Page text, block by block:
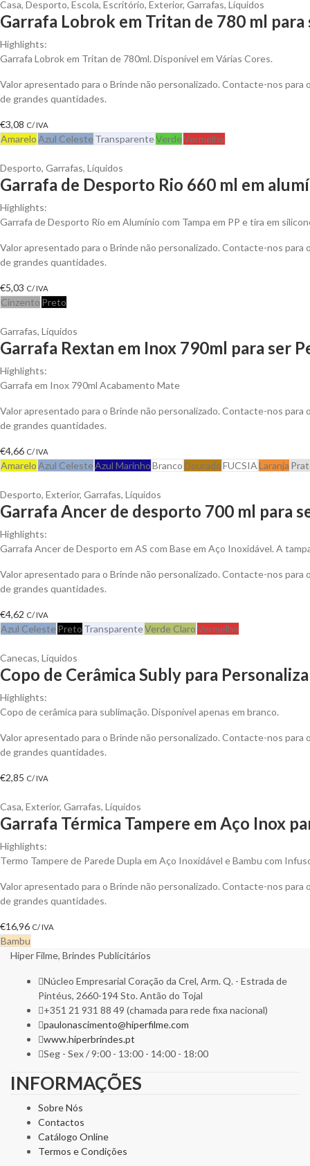
Casa, Desporto, Escola, Escritório, Exterior, Garrafas, Líquidos
Garrafa Lobrok em Tritan de 780 ml para
Highlights:
Garrafa Lobrok em Tritan de 780ml. Disponível em Várias Cores.
Valor apresentado para o Brinde não personalizado. Contacte-nos
de grandes quantidades.
€3,08 C/ IVA
AmareloAzul Celeste TransparenteVerdeVermelho
Desporto, Garrafas, Líquidos
Garrafa de Desporto Rio 660 ml em
Highlights:
Garrafa de Desporto Rio em Alumínio com Tampa em PP e tira em
Valor apresentado para o Brinde não personalizado. Contacte-nos
de grandes quantidades.
€5,03 C/ IVA
Cinzento Preto
Garrafas, Líquidos
Garrafa Rextan em Inox 790ml para ser
Highlights:
Garrafa em Inox 790ml Acabamento Mate
Valor apresentado para o Brinde não personalizado. Contacte-nos
de grandes quantidades.
€4,66 C/ IVA
AmareloAzul CelesteAzul MarinhoBranco DouradoFUCSIALaranja
Desporto, Exterior, Garrafas, Líquidos
Garrafa Ancer de desporto 700 ml para
Highlights:
Garrafa Ancer de Desporto em AS com Base em Aço Inoxidável. A
Valor apresentado para o Brinde não personalizado. Contacte-nos
de grandes quantidades.
€4,62 C/ IVA
Azul Celeste Preto TransparenteVerde ClaroVermelho
Canecas, Líquidos
Copo de Cerâmica Subly para
Highlights:
Copo de cerâmica para sublimação. Disponível apenas em branco.
Valor apresentado para o Brinde não personalizado. Contacte-nos
de grandes quantidades.
€2,85 C/ IVA
Casa, Exterior, Garrafas, Líquidos
Garrafa Térmica Tampere em Aço Inox
Highlights:
Termo Tampere de Parede Dupla em Aço Inoxidável e Bambu com
Valor apresentado para o Brinde não personalizado. Contacte-nos
de grandes quantidades.
€16,96 C/ IVA
Bambu
Hiper Filme, Brindes Publicitários
Núcleo Empresarial Coração da Crel, Arm. Q. - Estrada de
Pintéus, 2660-194 Sto. Antão do Tojal
+351 21 931 88 49 (chamada para rede fixa nacional)
paulonascimento@hiperfilme.com
www.hiperbrindes.pt
Seg - Sex / 9:00 - 13:00 - 14:00 - 18:00
INFORMAÇÕES
Sobre Nós
Contactos
Catálogo Online
Termos e Condições